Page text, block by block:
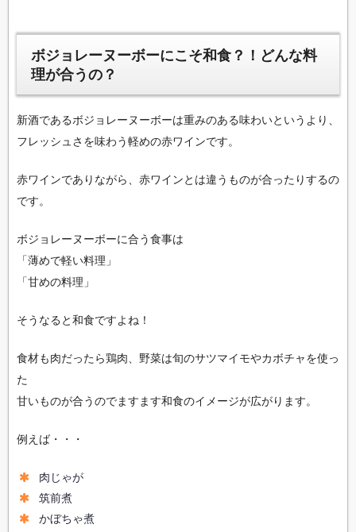
ボジョレーヌーボーにこそ和食？！どんな料
理が合うの？
新酒であるボジョレーヌーボーは重みのある味わいというより、
フレッシュさを味わう軽めの赤ワインです。
赤ワインでありながら、赤ワインとは違うものが合ったりするの
です。
ボジョレーヌーボーに合う食事は
「薄めで軽い料理」
「甘めの料理」
そうなると和食ですよね！
食材も肉だったら鶏肉、野菜は旬のサツマイモやカボチャを使っ
た
甘いものが合うのでますます和食のイメージが広がります。
例えば・・・
肉じゃが
筑前煮
かぼちゃ煮